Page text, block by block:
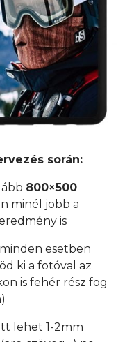
során:
800×500
minél jobb a
is
esetben
ki a fotóval az
is fehér rész fog
lehet 1-2mm